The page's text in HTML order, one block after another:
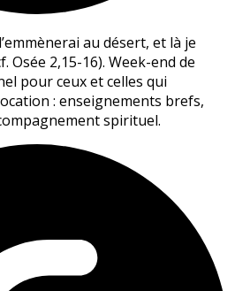
au désert, et là je
Osée 2,15-16). Week-end de
pour ceux et celles qui
: enseignements brefs,
spirituel.